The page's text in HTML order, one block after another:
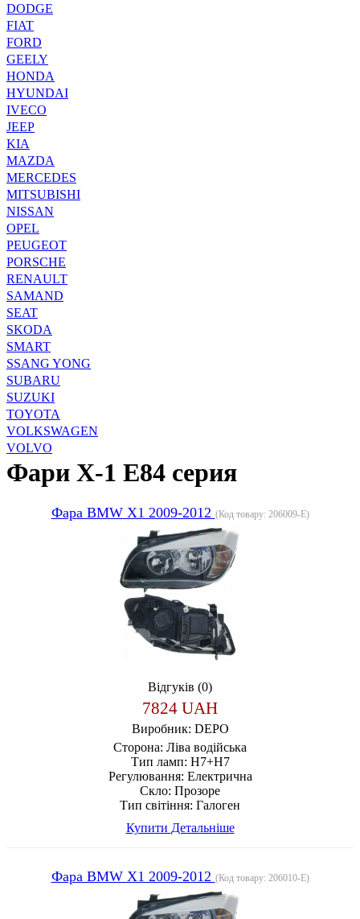
DODGE
FIAT
FORD
GEELY
HONDA
HYUNDAI
IVECO
JEEP
KIA
MAZDA
MERCEDES
MITSUBISHI
NISSAN
OPEL
PEUGEOT
PORSCHE
RENAULT
SAMAND
SEAT
SKODA
SMART
SSANG YONG
SUBARU
SUZUKI
TOYOTA
VOLKSWAGEN
VOLVO
Фари X-1 E84 серия
Фара BMW X1 2009-2012 (Код товару: 206009-E)
Відгуків (0)
7824 UAH
Виробник: DEPO
Сторона: Ліва водійська
Тип ламп: H7+H7
Регулювання: Електрична
Скло: Прозоре
Тип світіння: Галоген
Купити Детальніше
Фара BMW X1 2009-2012 (Код товару: 206010-E)